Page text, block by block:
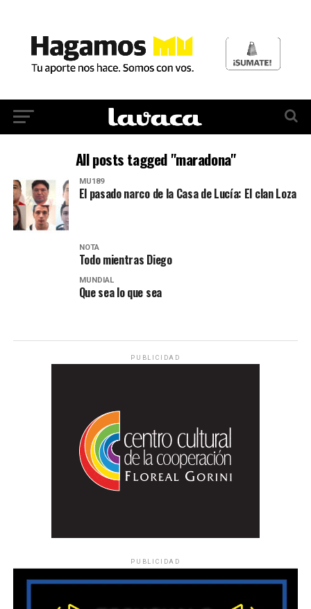
All posts tagged "maradona"
MU189
El pasado narco de la Casa de Lucía: El clan Loza
NOTA
Todo mientras Diego
MUNDIAL
Que sea lo que sea
PUBLICIDAD
PUBLICIDAD